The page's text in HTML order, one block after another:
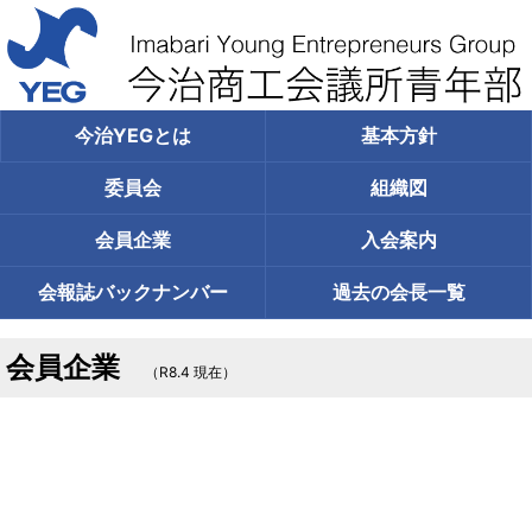
今治YEGとは 基本方針
委員会 組織図
会員企業 入会案内
会報誌バックナンバー 過去の会長一覧
会員企業 （R8.4 現在）